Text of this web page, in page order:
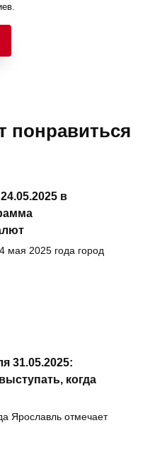
понравиться
в
2025 года город
31.05.2025:
когда
Ярославль отмечает